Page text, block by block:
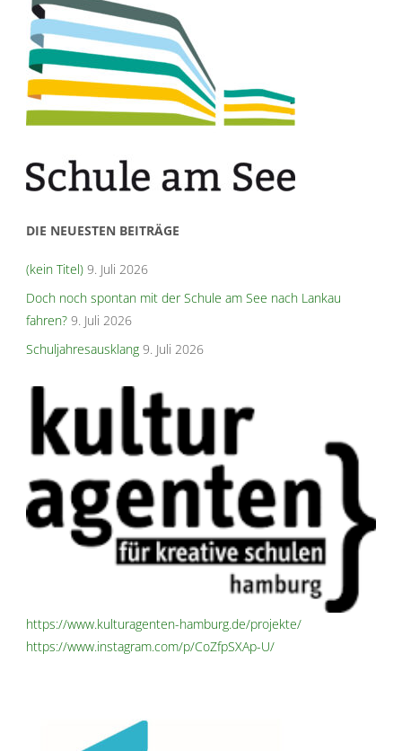
DIE NEUESTEN BEITRÄGE
(kein Titel) 9. Juli 2026
Doch noch spontan mit der Schule am See nach Lankau
fahren? 9. Juli 2026
Schuljahresausklang 9. Juli 2026
https://www.kulturagenten-hamburg.de/projekte/
https://www.instagram.com/p/CoZfpSXAp-U/